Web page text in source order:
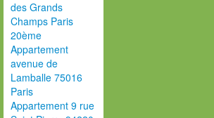
des Grands
Champs Paris
20ème
Appartement
avenue de
Lamballe 75016
Paris
Appartement 9 rue